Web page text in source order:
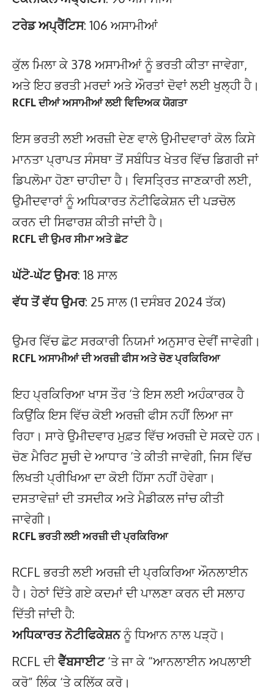
ਟਰੇਡ ਅਪ੍ਰੈਂਟਿਸ: 106 ਅਸਾਮੀਆਂ
ਕੁੱਲ ਮਿਲਾ ਕੇ 378 ਅਸਾਮੀਆਂ ਨੂੰ ਭਰਤੀ ਕੀਤਾ ਜਾਵੇਗਾ,
ਅਤੇ ਇਹ ਭਰਤੀ ਮਰਦਾਂ ਅਤੇ ਔਰਤਾਂ ਦੋਵਾਂ ਲਈ ਖੁਲ੍ਹੀ ਹੈ।
RCFL ਦੀਆਂ ਅਸਾਮੀਆਂ ਲਈ ਵਿਦਿਅਕ ਯੋਗਤਾ
ਇਸ ਭਰਤੀ ਲਈ ਅਰਜ਼ੀ ਦੇਣ ਵਾਲੇ ਉਮੀਦਵਾਰਾਂ ਕੋਲ ਕਿਸੇ
ਮਾਨਤਾ ਪ੍ਰਾਪਤ ਸੰਸਥਾ ਤੋਂ ਸਬੰਧਿਤ ਖੇਤਰ ਵਿੱਚ ਡਿਗਰੀ ਜਾਂ
ਡਿਪਲੋਮਾ ਹੋਣਾ ਚਾਹੀਦਾ ਹੈ। ਵਿਸਤ੍ਰਿਤ ਜਾਣਕਾਰੀ ਲਈ,
ਉਮੀਦਵਾਰਾਂ ਨੂੰ ਅਧਿਕਾਰਤ ਨੋਟੀਫਿਕੇਸ਼ਨ ਦੀ ਪੜਚੋਲ
ਕਰਨ ਦੀ ਸਿਫਾਰਸ਼ ਕੀਤੀ ਜਾਂਦੀ ਹੈ।
RCFL ਦੀ ਉਮਰ ਸੀਮਾ ਅਤੇ ਛੋਟ
ਘੱਟੋ-ਘੱਟ ਉਮਰ: 18 ਸਾਲ
ਵੱਧ ਤੋਂ ਵੱਧ ਉਮਰ: 25 ਸਾਲ (1 ਦਸੰਬਰ 2024 ਤੱਕ)
ਉਮਰ ਵਿੱਚ ਛੋਟ ਸਰਕਾਰੀ ਨਿਯਮਾਂ ਅਨੁਸਾਰ ਦੇਵੀਂ ਜਾਵੇਗੀ।
RCFL ਅਸਾਮੀਆਂ ਦੀ ਅਰਜ਼ੀ ਫੀਸ ਅਤੇ ਚੋਣ ਪ੍ਰਕਿਰਿਆ
ਇਹ ਪ੍ਰਕਿਰਿਆ ਖਾਸ ਤੌਰ ‘ਤੇ ਇਸ ਲਈ ਅਹੰਕਾਰਕ ਹੈ
ਕਿਉਂਕਿ ਇਸ ਵਿੱਚ ਕੋਈ ਅਰਜ਼ੀ ਫੀਸ ਨਹੀਂ ਲਿਆ ਜਾ
ਰਿਹਾ। ਸਾਰੇ ਉਮੀਦਵਾਰ ਮੁਫ਼ਤ ਵਿੱਚ ਅਰਜ਼ੀ ਦੇ ਸਕਦੇ ਹਨ।
ਚੋਣ ਮੈਰਿਟ ਸੂਚੀ ਦੇ ਆਧਾਰ ‘ਤੇ ਕੀਤੀ ਜਾਵੇਗੀ, ਜਿਸ ਵਿੱਚ
ਲਿਖਤੀ ਪ੍ਰੀਖਿਆ ਦਾ ਕੋਈ ਹਿੱਸਾ ਨਹੀਂ ਹੋਵੇਗਾ।
ਦਸਤਾਵੇਜ਼ਾਂ ਦੀ ਤਸਦੀਕ ਅਤੇ ਮੈਡੀਕਲ ਜਾਂਚ ਕੀਤੀ
ਜਾਵੇਗੀ।
RCFL ਭਰਤੀ ਲਈ ਅਰਜ਼ੀ ਦੀ ਪ੍ਰਕਿਰਿਆ
RCFL ਭਰਤੀ ਲਈ ਅਰਜ਼ੀ ਦੀ ਪ੍ਰਕਿਰਿਆ ਔਨਲਾਈਨ
ਹੈ। ਹੇਠਾਂ ਦਿੱਤੇ ਗਏ ਕਦਮਾਂ ਦੀ ਪਾਲਣਾ ਕਰਨ ਦੀ ਸਲਾਹ
ਦਿੱਤੀ ਜਾਂਦੀ ਹੈ:
ਅਧਿਕਾਰਤ ਨੋਟੀਫਿਕੇਸ਼ਨਨੂੰ ਧਿਆਨ ਨਾਲ ਪੜ੍ਹੋ।
RCFL ਦੀਵੈੱਬਸਾਈਟ‘ਤੇ ਜਾ ਕੇ “ਆਨਲਾਈਨ ਅਪਲਾਈ
ਕਰੋ” ਲਿੰਕ ‘ਤੇ ਕਲਿੱਕ ਕਰੋ।